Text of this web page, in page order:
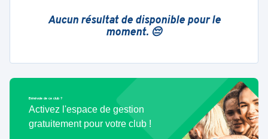
Aucun résultat de disponible pour le
moment. 😔
Bénévole de ce club ?
Activez l'espace de gestion
gratuitement pour votre club !